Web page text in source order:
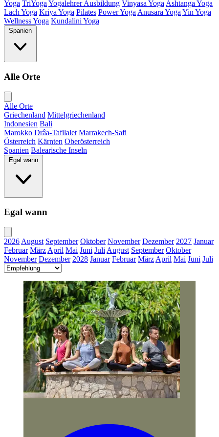
Yoga TriYoga Yogalehrer Ausbildung Vinyasa Yoga Ashtanga Yoga
Lach Yoga Kriya Yoga Pilates Power Yoga Anusara Yoga Yin Yoga
Wellness Yoga Kundalini Yoga
Spanien
Alle Orte
Alle Orte
Griechenland Mittelgriechenland
Indonesien Bali
Marokko Drâa-Tafilalet Marrakech-Safi
Österreich Kärnten Oberösterreich
Spanien Balearische Inseln
Egal wann
Egal wann
2026 August September Oktober November Dezember 2027 Januar
Februar März April Mai Juni Juli August September Oktober
November Dezember 2028 Januar Februar März April Mai Juni Juli